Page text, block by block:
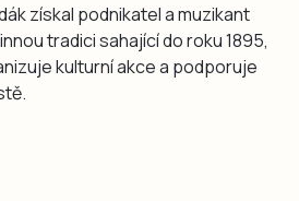
získal podnikatel a muzikant
tradici sahající do roku 1895,
kulturní akce a podporuje